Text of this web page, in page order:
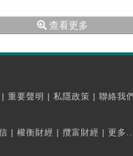
查看更多
| 重要聲明 | 私隱政策 | 聯絡我
| 權衡財經 | 攬富財經 | 更多